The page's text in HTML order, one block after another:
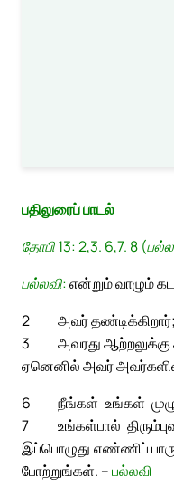
பதிலுரைப் பாடல்
தோபி 13: 2,3. 6,7. 8
பல்லவி:என்றும் வாழும்
2
அவர் தண்டிக்கிறார்;
அவரது ஆற்றலுக்கு
3
ஏனெனில் அவர்
6
நீங்கள் உங்கள்
உங்கள்பால்
7
இப்பொழுது எண்ணிப்
போற்றுங்கள். –பல்லவி